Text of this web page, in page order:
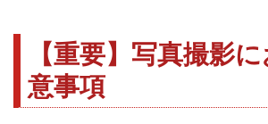
【重要】写真撮影
意事項